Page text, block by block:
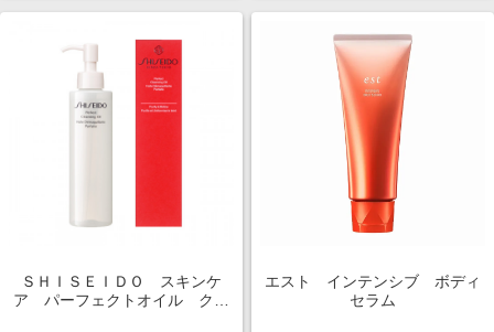
ＳＨＩＳＥＩＤＯ スキンケ
ア パーフェクトオイル クレ
エスト インテンシブ ボディ
セラム